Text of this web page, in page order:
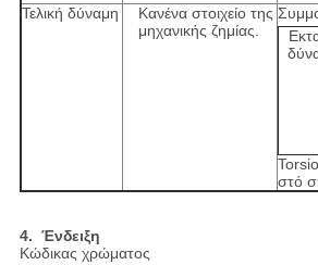
Τελική δύναμη
Κανένα στοιχείο της
μηχανικής ζημίας.
στό
4. Ένδειξη
Κώδικας χρώματος